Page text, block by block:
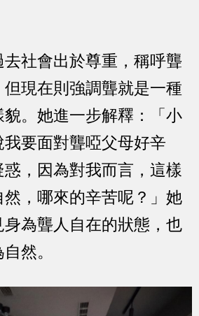
社會出於尊重，稱呼聾
現在則強調聾就是一種
。她進一步解釋：「小
要面對聾啞父母好辛
，因為對我而言，這樣
，哪來的辛苦呢？」她
為聾人自在的狀態，也
然。